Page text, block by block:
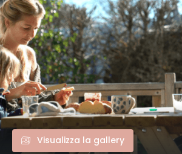
Visualizza la gallery